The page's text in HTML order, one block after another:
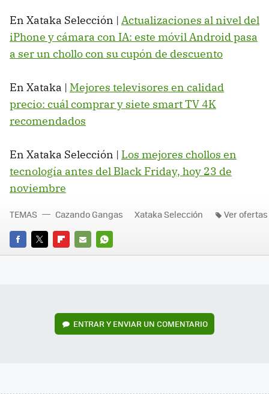
En Xataka Selección | Actualizaciones al nivel del
iPhone y cámara con IA: este móvil Android pasa
a ser un chollo con su cupón de descuento
En Xataka | Mejores televisores en calidad
precio: cuál comprar y siete smart TV 4K
recomendados
En Xataka Selección | Los mejores chollos en
tecnología antes del Black Friday, hoy 23 de
noviembre
FACEBOOK
TWITTERFLIPBOARD
E-
WHATSAPP
TEMAS Cazando Gangas Xataka Selección Ver
ENTRAR Y ENVIAR UN COMENTARIO